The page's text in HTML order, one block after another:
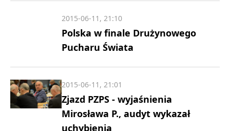
Polska w finale Drużynowego
Pucharu Świata
2015-06-11, 21:10
Zjazd PZPS - wyjaśnienia
Mirosława P., audyt wykazał
uchybienia
2015-06-11, 21:01